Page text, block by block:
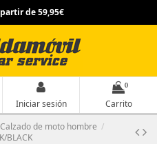
de 59,95€
Iniciar sesión
0
Carrito
Calzado de moto hombre
BLACK